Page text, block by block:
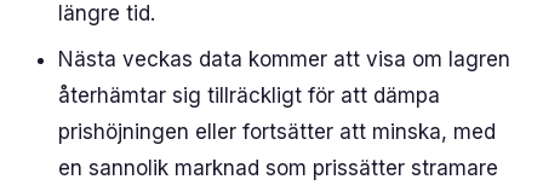
längre tid.
Nästa veckas data kommer att visa om lagren
återhämtar sig tillräckligt för att dämpa
prishöjningen eller fortsätter att minska, med
en sannolik marknad som prissätter stramare